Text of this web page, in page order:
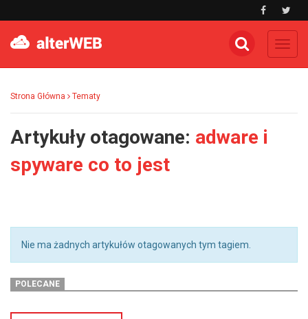
Strona Główna Tematy
Artykuły otagowane: adware i
spyware co to jest
Nie ma żadnych artykułów otagowanych tym tagiem.
POLECANE